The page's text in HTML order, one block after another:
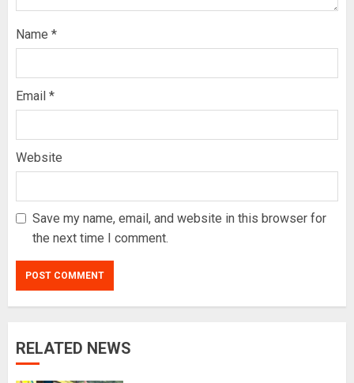
Name *
Email *
Website
Save my name, email, and website in this browser for
the next time I comment.
RELATED NEWS